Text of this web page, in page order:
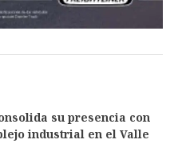
su presencia con
industrial en el Valle